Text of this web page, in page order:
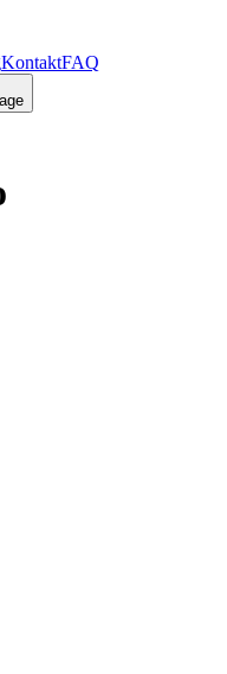
KontaktFAQ